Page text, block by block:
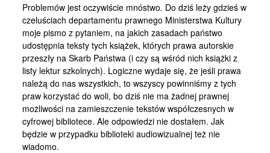
Problemów jest oczywiście mnóstwo. Do dziś leży gdzieś w
czeluściach departamentu prawnego Ministerstwa Kultury
moje pismo z pytaniem, na jakich zasadach państwo
udostępnia teksty tych książek, których prawa autorskie
przeszły na Skarb Państwa (i czy są wśród nich książki z
listy lektur szkolnych). Logiczne wydaje się, że jeśli prawa
należą do nas wszystkich, to wszyscy powinniśmy z tych
praw korzystać do woli, bo dziś nie ma żadnej prawnej
możliwości na zamieszczenie tekstów współczesnych w
cyfrowej bibliotece. Ale odpowiedzi nie dostałem. Jak
będzie w przypadku biblioteki audiowizualnej też nie
wiadomo.